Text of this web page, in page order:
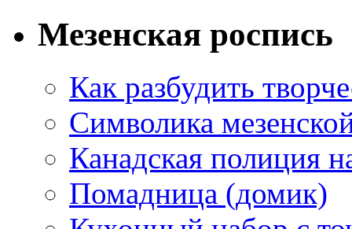
Мезенская роспись
Как разбудить
Символика
Канадская полиция
Помадница (домик)